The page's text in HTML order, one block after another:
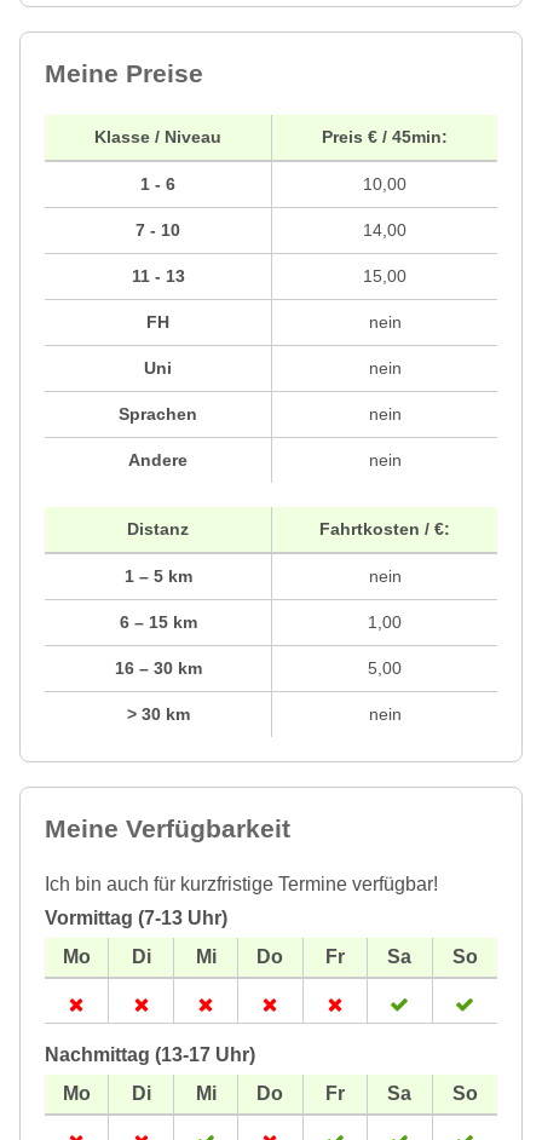
Meine Preise
Klasse / Niveau
1 - 6
7 - 10
11 - 13
FH
Uni
Sprachen
Andere
Preis € / 45min:
10,00
14,00
15,00
nein
nein
nein
nein
Distanz
1 – 5 km
6 – 15 km
16 – 30 km
> 30 km
Fahrtkosten / €:
nein
1,00
5,00
nein
Meine Verfügbarkeit
Ich bin auch für kurzfristige Termine verfügbar!
Vormittag (7-13 Uhr)
Nachmittag (13-17 Uhr)